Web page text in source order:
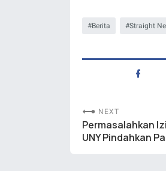
Berita Straight
NEXT
Permasalahkan
UNY Pindahkan